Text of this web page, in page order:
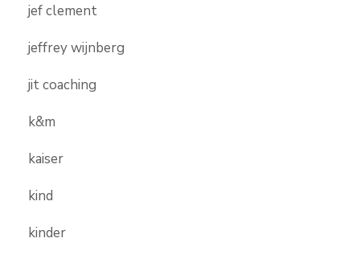
jef clement
jeffrey wijnberg
jit coaching
k&m
kaiser
kind
kinder